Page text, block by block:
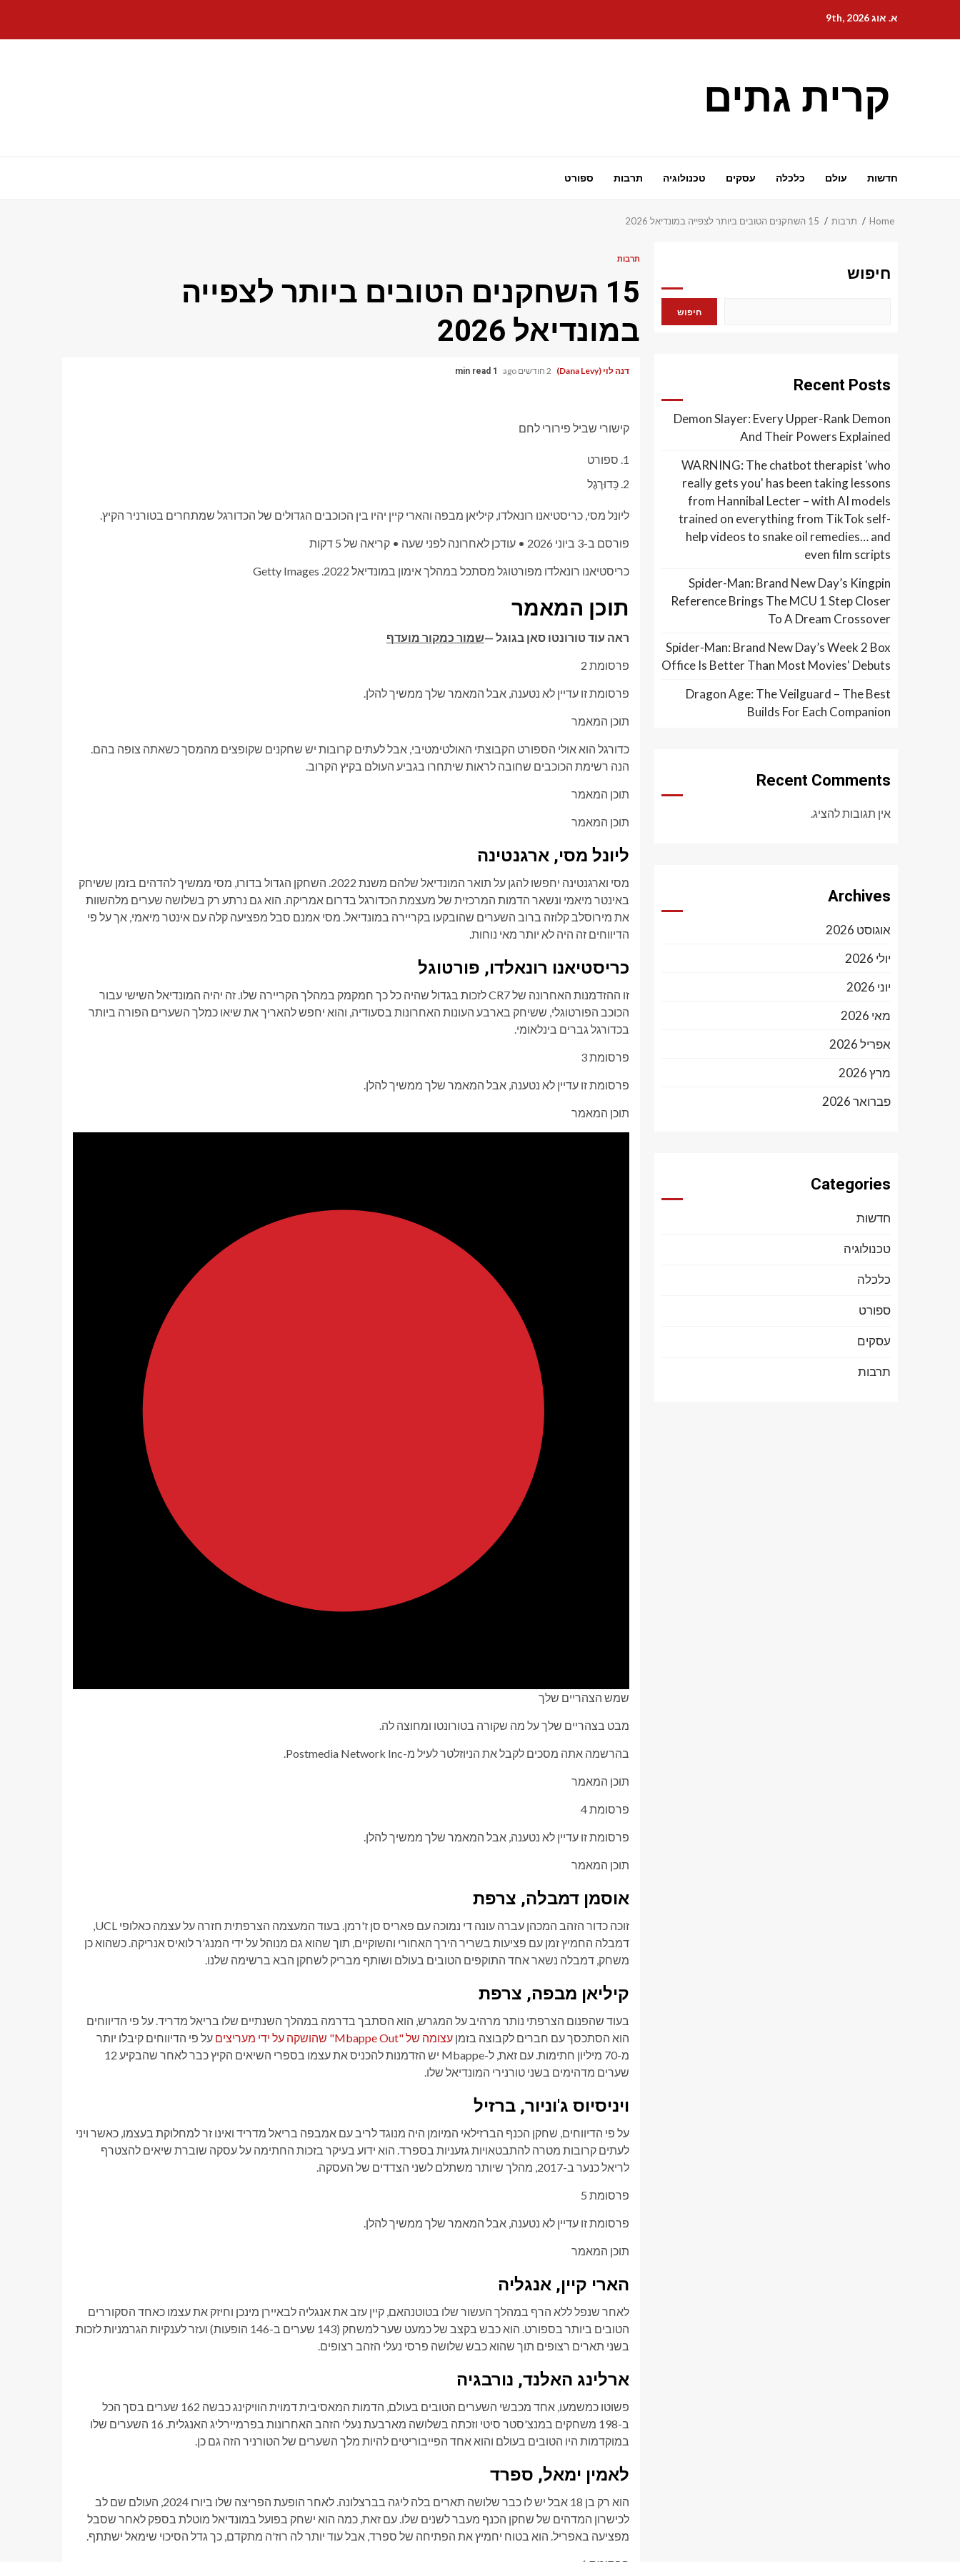
content
א. אוג 9th, 2026
קרית גתים
חדשות עולם כלכלה עסקים טכנולוגיה תרבות ספורט
Home תרבות 15 השחקנים הטובים ביותר לצפייה במונדיאל 2026
תרבות
15 השחקנים הטובים ביותר לצפייה
במונדיאל 2026
דנה לוי (Dana Levy) 2 חודשים ago 1 min read
קישורי שביל פירורי לחם
ספורט
כַּדוּרֶגֶל
ליונל מסי, כריסטיאנו רונאלדו, קיליאן מבפה והארי קיין יהיו בין הכוכבים הגדולים של הכדורגל שמתחרים בטורניר הקיץ.
פורסם ב-3 ביוני 2026 • עודכן לאחרונה לפני שעה • קריאה של 5 דקות
כריסטיאנו רונאלדו מפורטוגל מסתכל במהלך אימון במונדיאל 2022. Getty Images
תוכן המאמר
ראה עוד טורונטו סאן בגוגל —שמור כמקור מועדף
פרסומת 2
פרסומת זו עדיין לא נטענה, אבל המאמר שלך ממשיך להלן.
תוכן המאמר
כדורגל הוא אולי הספורט הקבוצתי האולטימטיבי, אבל לעתים קרובות יש שחקנים שקופצים מהמסך כשאתה צופה בהם.
הנה רשימת הכוכבים שחובה לראות שיתחרו בגביע העולם בקיץ הקרוב.
תוכן המאמר
תוכן המאמר
ליונל מסי, ארגנטינה
מסי וארגנטינה יחפשו להגן על תואר המונדיאל שלהם משנת 2022. השחקן הגדול בדורו, מסי ממשיך להדהים בזמן ששיחק
באינטר מיאמי ונשאר הדמות המרכזית של מעצמת הכדורגל בדרום אמריקה. הוא גם נרתע רק בשלושה שערים מלהשוות
את מירוסלב קלוזה ברוב השערים שהובקעו בקריירה במונדיאל. מסי אמנם סבל מפציעה קלה עם אינטר מיאמי, אך על פי
הדיווחים זה היה לא יותר מאי נוחות.
כריסטיאנו רונאלדו, פורטוגל
זו ההזדמנות האחרונה של CR7 לזכות בגדול שהיה כל כך חמקמק במהלך הקריירה שלו. זה יהיה המונדיאל השישי עבור
הכוכב הפורטוגלי, ששיחק בארבע העונות האחרונות בסעודיה, והוא יחפש להאריך את שיאו כמלך השערים הפורה ביותר
בכדורגל גברים בינלאומי.
פרסומת 3
פרסומת זו עדיין לא נטענה, אבל המאמר שלך ממשיך להלן.
תוכן המאמר
שמש הצהריים שלך
מבט בצהריים שלך על מה שקורה בטורונטו ומחוצה לה.
בהרשמה אתה מסכים לקבל את הניוזלטר לעיל מ-Postmedia Network Inc.
תוכן המאמר
פרסומת 4
פרסומת זו עדיין לא נטענה, אבל המאמר שלך ממשיך להלן.
תוכן המאמר
אוסמן דמבלה, צרפת
זוכה כדור הזהב המכהן עברה עונה די נמוכה עם פאריס סן ז'רמן. בעוד המעצמה הצרפתית חזרה על עצמה כאלופי UCL,
דמבלה החמיץ זמן עם פציעות בשריר הירך האחורי והשוקיים, תוך שהוא גם מנוהל על ידי המנג'ר לואיס אנריקה. כשהוא כן
משחק, דמבלה נשאר אחד התוקפים הטובים בעולם ושותף מבריק לשחקן הבא ברשימה שלנו.
קיליאן מבפה, צרפת
בעוד שהפנום הצרפתי נותר מרהיב על המגרש, הוא הסתבך בדרמה במהלך השנתיים שלו בריאל מדריד. על פי הדיווחים
הוא הסתכסך עם חברים לקבוצה בזמן עצומה של "Mbappe Out" שהושקה על ידי מעריצים
על פי הדיווחים קיבלו יותר
מ-70 מיליון חתימות. עם זאת, ל-Mbappe יש הזדמנות להכניס את עצמו בספרי השיאים הקיץ כבר לאחר שהבקיע 12
שערים מדהימים בשני טורנירי המונדיאל שלו.
ויניסיוס ג'וניור, ברזיל
על פי הדיווחים, שחקן הכנף הברזילאי המיומן היה מנוגד לריב עם אמבפה בריאל מדריד ואינו זר למחלוקת בעצמו, כאשר ויני
לעתים קרובות מטרה להתבטאויות גזעניות בספרד. הוא ידוע בעיקר בזכות החתימה על עסקה שוברת שיאים להצטרף
לריאל כנער ב-2017, מהלך שיותר משתלם לשני הצדדים של העסקה.
פרסומת 5
פרסומת זו עדיין לא נטענה, אבל המאמר שלך ממשיך להלן.
תוכן המאמר
הארי קיין, אנגליה
לאחר שנפל ללא הרף במהלך העשור שלו בטוטנהאם, קיין עזב את אנגליה לבאיירן מינכן וחיזק את עצמו כאחד הסקוררים
הטובים ביותר בספורט. הוא כבש בקצב של כמעט שער למשחק (143 שערים ב-146 הופעות) ועזר לענקיות הגרמניות לזכות
בשני תארים רצופים תוך שהוא כבש שלושה פרסי נעלי הזהב רצופים.
ארלינג האלנד, נורבגיה
פשוטו כמשמעו, אחד מכבשי השערים הטובים בעולם, הדמות המאסיבית דמוית הוויקינג כבשה 162 שערים בסך הכל
ב-198 משחקים במנצ'סטר סיטי וזכתה בשלושה מארבעת נעלי הזהב האחרונות בפרמיירליג האנגלית. 16 השערים שלו
במוקדמות היו הטובים בעולם והוא אחד הפייבוריטים להיות מלך השערים של הטורניר הזה גם כן.
לאמין ימאל, ספרד
הוא רק בן 18 אבל יש לו כבר שלושה תארים בלה ליגה בברצלונה. לאחר הופעת הפריצה שלו ביורו 2024, העולם שם לב
לכישרון המדהים של שחקן הכנף מעבר לשנים שלו. עם זאת, כמה הוא ישחק בפועל במונדיאל מוטלת בספק לאחר שסבל
מפציעה באפריל. הוא בטוח יחמיץ את הפתיחה של ספרד, אבל עוד יותר לה רוז'ה מתקדם, כך גדל הסיכוי שימאל ישתתף.
חיפוש
חיפוש
Recent Posts
Demon Slayer: Every Upper-Rank Demon
And Their Powers Explained
WARNING: The chatbot therapist 'who
really gets you' has been taking lessons
from Hannibal Lecter – with AI models
trained on everything from TikTok self-
help videos to snake oil remedies… and
even film scripts
Spider-Man: Brand New Day’s Kingpin
Reference Brings The MCU 1 Step Closer
To A Dream Crossover
Spider-Man: Brand New Day’s Week 2 Box
Office Is Better Than Most Movies' Debuts
Dragon Age: The Veilguard – The Best
Builds For Each Companion
Recent Comments
אין תגובות להציג.
Archives
אוגוסט 2026
יולי 2026
יוני 2026
מאי 2026
אפריל 2026
מרץ 2026
פברואר 2026
Categories
חדשות
טכנולוגיה
כלכלה
ספורט
עסקים
תרבות